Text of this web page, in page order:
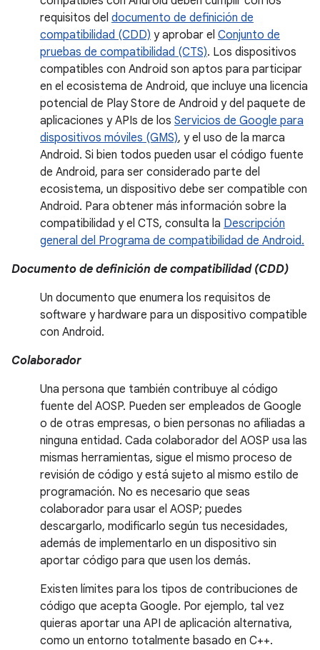
requisitos del documento de definición de
compatibilidad (CDD) y aprobar el Conjunto de
pruebas de compatibilidad (CTS). Los dispositivos
compatibles con Android son aptos para participar
en el ecosistema de Android, que incluye una licencia
potencial de Play Store de Android y del paquete de
aplicaciones y APIs de los Servicios de Google para
dispositivos móviles (GMS), y el uso de la marca
Android. Si bien todos pueden usar el código fuente
de Android, para ser considerado parte del
ecosistema, un dispositivo debe ser compatible con
Android. Para obtener más información sobre la
compatibilidad y el CTS, consulta la Descripción
general del Programa de compatibilidad de Android.
Documento de definición de compatibilidad (CDD)
Un documento que enumera los requisitos de
software y hardware para un dispositivo compatible
con Android.
Colaborador
Una persona que también contribuye al código
fuente del AOSP. Pueden ser empleados de Google
o de otras empresas, o bien personas no afiliadas a
ninguna entidad. Cada colaborador del AOSP usa las
mismas herramientas, sigue el mismo proceso de
revisión de código y está sujeto al mismo estilo de
programación. No es necesario que seas
colaborador para usar el AOSP; puedes
descargarlo, modificarlo según tus necesidades,
además de implementarlo en un dispositivo sin
aportar código para que usen los demás.
Existen límites para los tipos de contribuciones de
código que acepta Google. Por ejemplo, tal vez
quieras aportar una API de aplicación alternativa,
como un entorno totalmente basado en C++.